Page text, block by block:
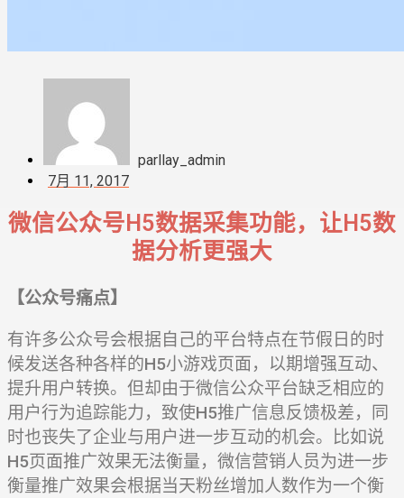
parllay_admin
7月 11, 2017
微信公众号H5数据采集功能，让H5数
据分析更强大
【公众号痛点】
有许多公众号会根据自己的平台特点在节假日的时
候发送各种各样的H5小游戏页面，以期增强互动、
提升用户转换。但却由于微信公众平台缺乏相应的
用户行为追踪能力，致使H5推广信息反馈极差，同
时也丧失了企业与用户进一步互动的机会。比如说
H5页面推广效果无法衡量，微信营销人员为进一步
衡量推广效果会根据当天粉丝增加人数作为一个衡